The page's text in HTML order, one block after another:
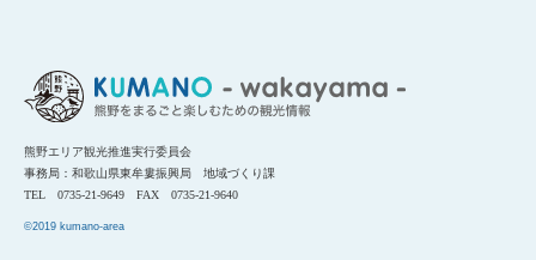
熊野エリア観光推進実行委員会
事務局：和歌山県東牟婁振興局 地域づくり課
TEL 0735-21-9649 FAX 0735-21-9640
©2019 kumano-area